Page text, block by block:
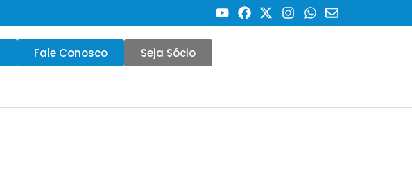
Fale Conosco Seja Sócio